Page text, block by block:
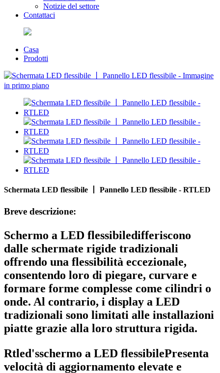
Notizie del settore
Contattaci
Casa
Prodotti
Schermata LED flessibile 丨 Pannello LED flessibile - RTLED
Breve descrizione:
Schermo a LED flessibiledifferiscono
dalle schermate rigide tradizionali
offrendo una flessibilità eccezionale,
consentendo loro di piegare, curvare e
formare forme complesse come cilindri o
onde. Al contrario, i display a LED
tradizionali sono limitati alle installazioni
piatte grazie alla loro struttura rigida.
Rtled'sschermo a LED flessibilePresenta
velocità di aggiornamento elevate e